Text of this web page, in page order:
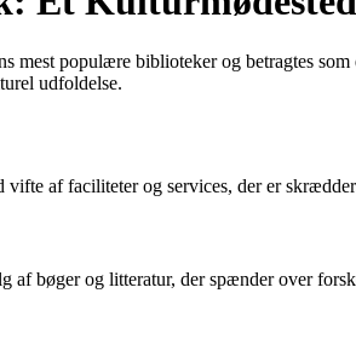
mest populære biblioteker og betragtes
udfoldelse.
af faciliteter og services, der er
af bøger og litteratur, der spænder over